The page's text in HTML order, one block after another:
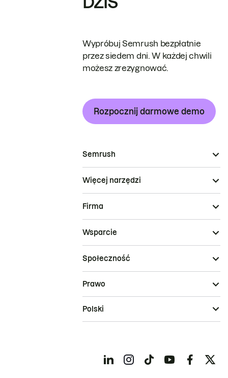
Wypróbuj Semrush bezpłatnie
przez siedem dni. W każdej chwili
możesz zrezygnować.
Rozpocznij darmowe demo
Semrush
Więcej narzędzi
Firma
Wsparcie
Społeczność
Prawo
Polski